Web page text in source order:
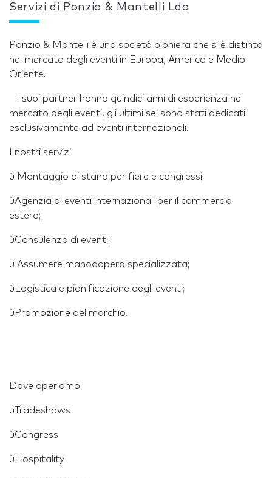
Servizi di Ponzio & Mantelli Lda
Ponzio & Mantelli è una società pioniera che si è distinta
nel mercato degli eventi in Europa, America e Medio
Oriente.
I suoi partner hanno quindici anni di esperienza nel
mercato degli eventi, gli ultimi sei sono stati dedicati
esclusivamente ad eventi internazionali.
I nostri servizi
ü Montaggio di stand per fiere e congressi;
üAgenzia di eventi internazionali per il commercio
estero;
üConsulenza di eventi;
ü Assumere manodopera specializzata;
üLogistica e pianificazione degli eventi;
üPromozione del marchio.
Dove operiamo
üTradeshows
üCongress
üHospitality